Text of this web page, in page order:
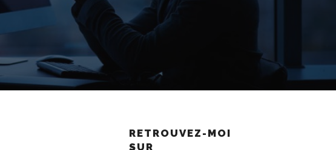
RETROUVEZ-MOI
SUR